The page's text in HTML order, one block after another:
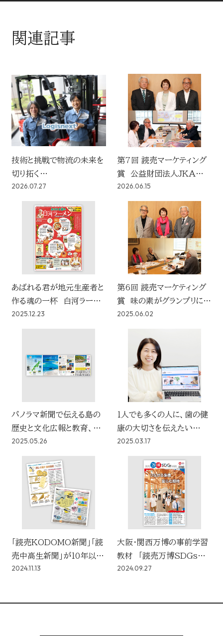
関連記事
技術と挑戦で物流の未来を
切り拓く
社会に広く届けたい 社名に
込めた決意
2026.07.27
第7回 読売マーケティング
賞 公益財団法人JKAがグ
ランプリに決定！
2026.06.15
あばれる君が地元生産者と
作る魂の一杯 白河ラーメ
ンの魅力を全国に伝えるテ
レビ番組をYBSが担う
2025.12.23
第6回 読売マーケティング
賞 味の素がグランプリに決
定！
2025.06.02
パノラマ新聞で伝える島の
歴史と文化広報と教育、両
面からの情報発信
2025.05.26
1人でも多くの人に、歯の健
康の大切さを伝えたい
コンテンツの狙いと効果～
親しみやすさ・分かりやすさ
2025.03.17
「読売KODOMO新聞」「読
売中高生新聞」が10年以上
支持され続ける理由とは
2024.11.13
大阪・関西万博の事前学習
教材 「読売万博SDGs新
聞 Vol.1」発行、大阪の高
2024.09.27